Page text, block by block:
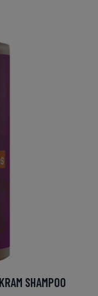
SHAMPOO